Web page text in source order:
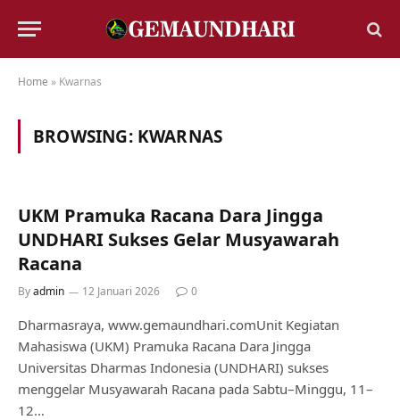
Home » Kwarnas
BROWSING: KWARNAS
UKM Pramuka Racana Dara Jingga
UNDHARI Sukses Gelar Musyawarah
Racana
Byadmin 12 Januari 2026 0
Dharmasraya, www.gemaundhari.comUnit Kegiatan
Mahasiswa (UKM) Pramuka Racana Dara Jingga
Universitas Dharmas Indonesia (UNDHARI) sukses
menggelar Musyawarah Racana pada Sabtu–Minggu, 11–
12…